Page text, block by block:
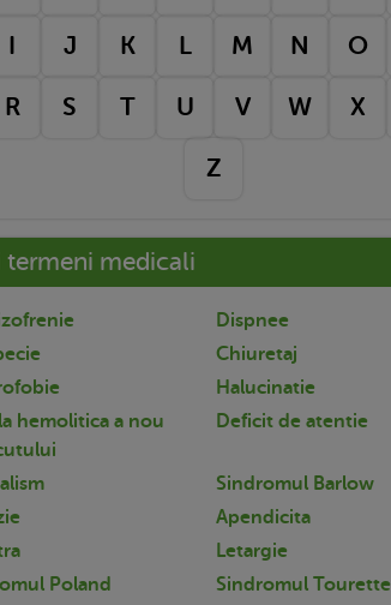
I J K L M N O
R S T U V W X
Z
termeni medicali
Dispnee
Chiuretaj
Halucinatie
hemolitica a nou
Deficit de atentie
Sindromul Barlow
Apendicita
Letargie
Poland
Sindromul Tourette